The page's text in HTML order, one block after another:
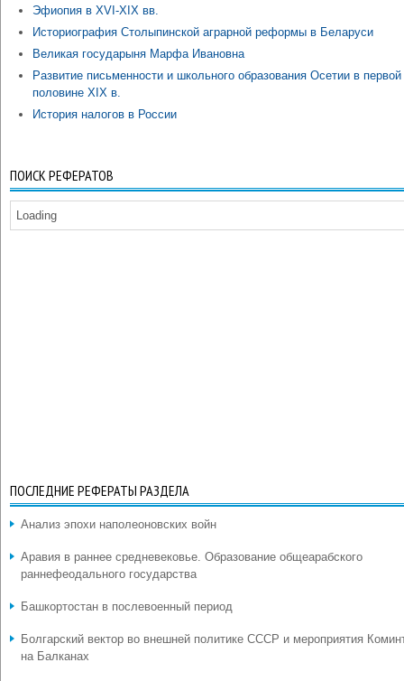
Эфиопия в XVI-XIX вв.
Историография Столыпинской аграрной реформы в Беларуси
Великая государыня Марфа Ивановна
Развитие письменности и школьного образования Осетии в первой
половине XIX в.
История налогов в России
ПОИСК РЕФЕРАТОВ
Loading
ПОСЛЕДНИЕ РЕФЕРАТЫ РАЗДЕЛА
Анализ эпохи наполеоновских войн
Аравия в раннее средневековье. Образование общеарабского
раннефеодального государства
Башкортостан в послевоенный период
Болгарский вектор во внешней политике СССР и мероприятия
на Балканах